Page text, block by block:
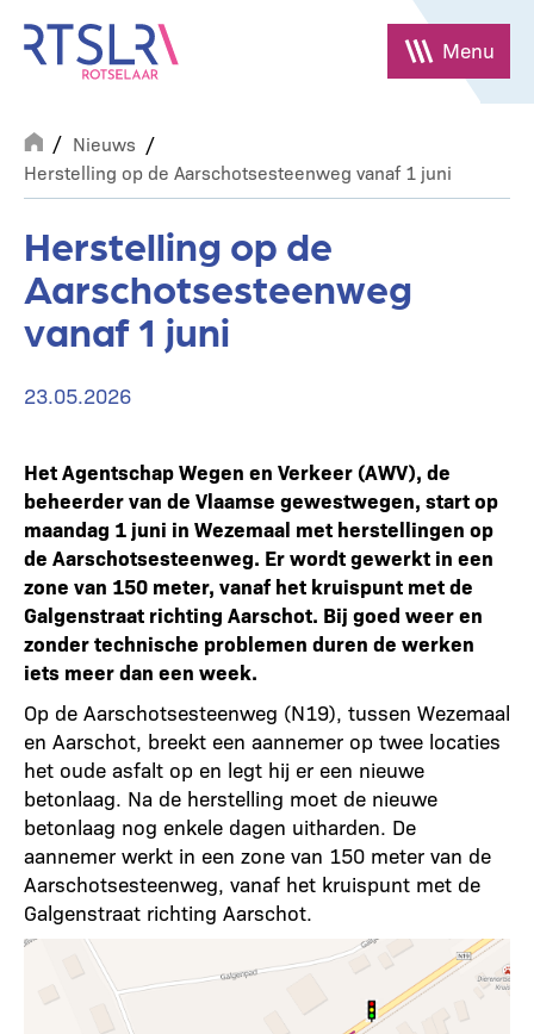
naar
inhoud
gaan
Menu
Breadcrumb
Nieuws
Herstelling op de Aarschotsesteenweg vanaf 1 juni
Herstelling op de
Aarschotsesteenweg
vanaf 1 juni
23.05.2026
Het Agentschap Wegen en Verkeer (AWV), de
beheerder van de Vlaamse gewestwegen, start op
maandag 1 juni in Wezemaal met herstellingen op
de Aarschotsesteenweg. Er wordt gewerkt in een
zone van 150 meter, vanaf het kruispunt met de
Galgenstraat richting Aarschot. Bij goed weer en
zonder technische problemen duren de werken
iets meer dan een week.
Op de Aarschotsesteenweg (N19), tussen Wezemaal
en Aarschot, breekt een aannemer op twee locaties
het oude asfalt op en legt hij er een nieuwe
betonlaag. Na de herstelling moet de nieuwe
betonlaag nog enkele dagen uitharden. De
aannemer werkt in een zone van 150 meter van de
Aarschotsesteenweg, vanaf het kruispunt met de
Galgenstraat richting Aarschot.